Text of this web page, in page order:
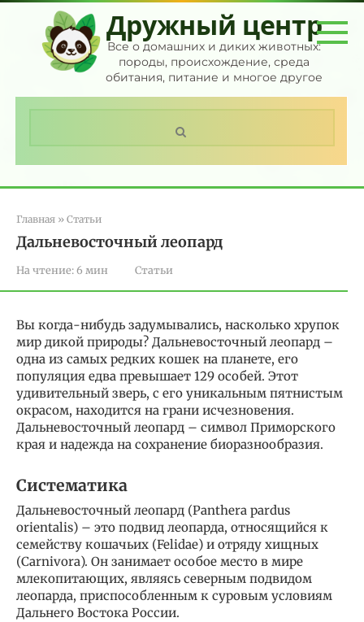
Перейти
контенту
Дружный центр
Все о домашних и диких животных:
породы, происхождение, среда
обитания, питание и многое другое
Главная » Статьи
Дальневосточный леопард
На чтение:6 мин Статьи
Вы когда-нибудь задумывались, насколько хрупок
мир дикой природы? Дальневосточный леопард –
одна из самых редких кошек на планете, его
популяция едва превышает 129 особей. Этот
удивительный зверь, с его уникальным пятнистым
окрасом, находится на грани исчезновения.
Дальневосточный леопард – символ Приморского
края и надежда на сохранение биоразнообразия.
Систематика
Дальневосточный леопард (Panthera pardus
orientalis) – это подвид леопарда, относящийся к
семейству кошачьих (Felidae) и отряду хищных
(Carnivora). Он занимает особое место в мире
млекопитающих, являясь северным подвидом
леопарда, приспособленным к суровым условиям
Дальнего Востока России.